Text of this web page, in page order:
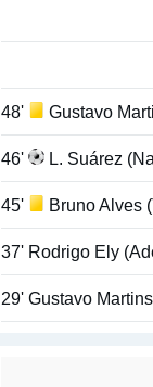
48' Gustavo
46' L. Suárez
45' Bruno Alves
37' Rodrigo Ely
29' Gustavo Martins